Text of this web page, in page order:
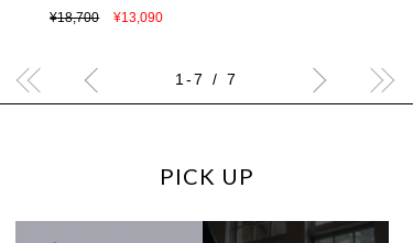
¥18,700
¥13,090
1-7 / 7
PICK UP